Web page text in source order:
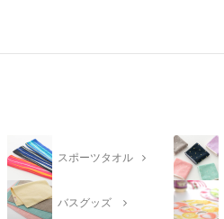
スポーツタオル
バスグッズ